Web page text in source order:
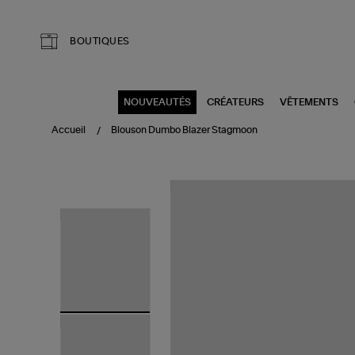
BOUTIQUES
NOUVEAUTÉS CRÉATEURS VÊTEMENTS
Accueil Blouson Dumbo Blazer Stagmoon